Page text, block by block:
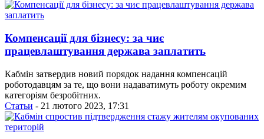
Компенсації для бізнесу: за чиє
працевлаштування держава заплатить
Кабмін затвердив новий порядок надання компенсацій
роботодавцям за те, що вони надаватимуть роботу окремим
категоріям безробітних.
Статьи - 21 лютого 2023, 17:31